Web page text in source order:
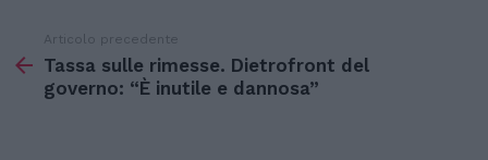
di
Articolo precedente
Tassa sulle rimesse. Dietrofront del
governo: “È inutile e dannosa”